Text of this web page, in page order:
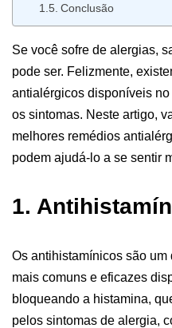
Conclusão
Se você sofre de alergias,
pode ser. Felizmente,
antialérgicos disponíveis
os sintomas. Neste artigo,
melhores remédios
podem ajudá-lo a se sentir
1.
Os antihistamínicos são
mais comuns e eficazes
bloqueando a histamina,
pelos sintomas de alergia,